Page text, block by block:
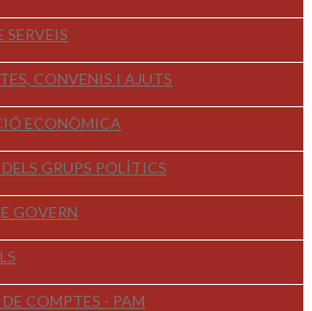
SERVEIS
CONVENIS I AJUTS
ECONÒMICA
GRUPS POLÍTICS
GOVERN
COMPTES - PAM